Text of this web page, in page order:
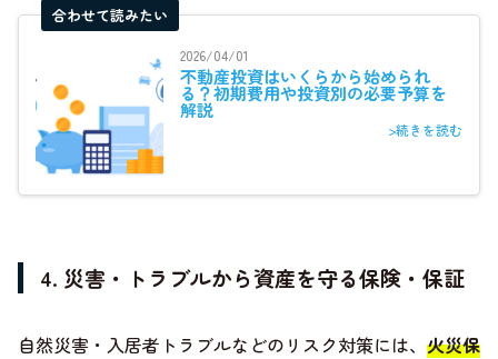
合わせて読みたい
2026/04/01
不動産投資はいくらから始められ
る？初期費用や投資別の必要予算を
解説
>続きを読む
4. 災害・トラブルから資産を守る保険・保証
自然災害・入居者トラブルなどのリスク対策には、 火災保